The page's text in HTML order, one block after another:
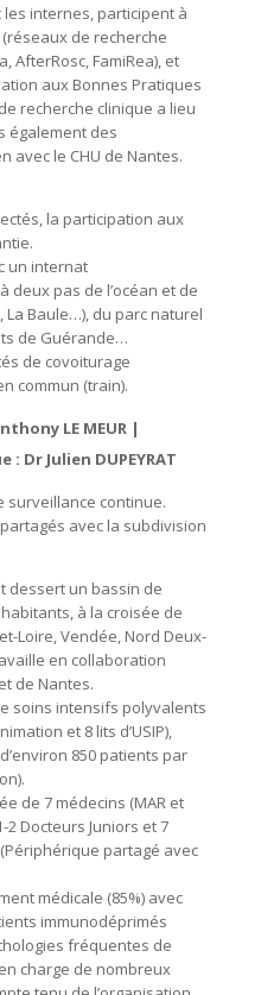
internes, participent à
de recherche
AfterRosc, FamiRea), et
aux Bonnes Pratiques
recherche clinique a lieu
également des
avec le CHU de Nantes.
la participation aux
un internat
deux pas de l’océan et de
Baule…), du parc naturel
de Guérande…
de covoiturage
commun (train).
LE MEUR |
Dr Julien DUPEYRAT
surveillance continue.
avec la subdivision
dessert un bassin de
à la croisée de
Loire, Vendée, Nord Deux-
en collaboration
de Nantes.
soins intensifs polyvalents
et 8 lits d’USIP),
850 patients par
de 7 médecins (MAR et
2 Docteurs Juniors et 7
partagé avec
médicale (85%) avec
immunodéprimés
fréquentes de
charge de nombreux